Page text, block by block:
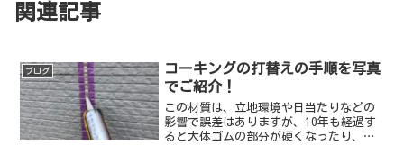
関連記事
ブログ
コーキングの打替えの手順を写真
でご紹介！
この材質は、立地環境や日当たりなどの
影響で誤差はありますが、10年も経過す
ると大体ゴムの部分が硬くなったり、ひ